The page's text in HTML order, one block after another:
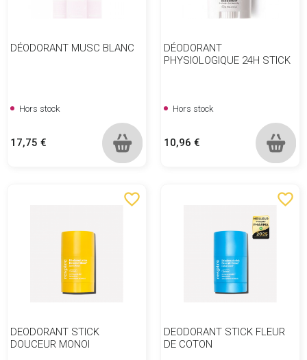
DÉODORANT MUSC BLANC
Hors stock
Prix
17,75 €
DÉODORANT
PHYSIOLOGIQUE 24H STICK
Hors stock
Prix
10,96 €
favorite_border
DEODORANT STICK
DOUCEUR MONOI
favorite_border
DEODORANT STICK FLEUR
DE COTON